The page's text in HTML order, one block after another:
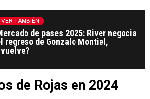
VER TAMBIÉN
de pases 2025: River negocia
regreso de Gonzalo Montiel,
de Rojas en 2024